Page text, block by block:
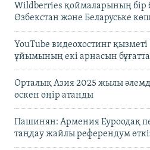
Wildberries қоймаларының бір
Өзбекстан және Беларуське
YouTube видеохостинг
ұйымының екі арнасын
Орталық Азия 2025 жылы
өскен өңір атанды
Пашинян: Армения Еуроодақ
таңдау жайлы референдум